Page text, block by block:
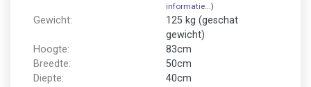
informatie... )
Gewicht:
125 kg (geschat
gewicht)
Hoogte:
83cm
Breedte:
50cm
Diepte:
40cm